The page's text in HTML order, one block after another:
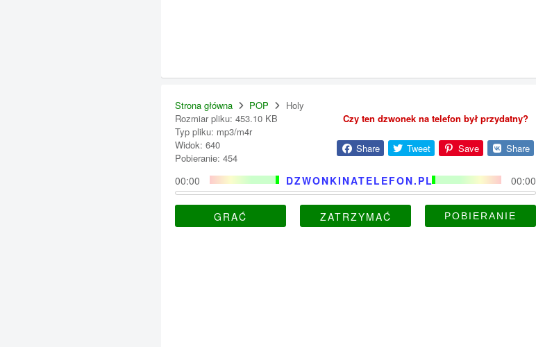
Strona główna POP
Holy
Rozmiar pliku: 453.10 KB
Typ pliku: mp3/m4r
Widok: 640
Pobieranie: 454
Czy ten dzwonek na telefon był przydatny?
Share Tweet Save Share
DZWONKINATELEFON.PL
00:00 00:00
GRAĆ ZATRZYMAĆ